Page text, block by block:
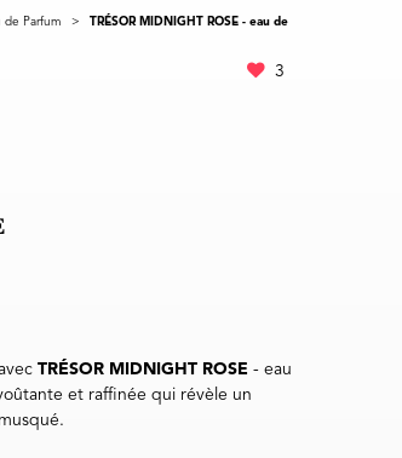
de Parfum >
TRÉSOR MIDNIGHT ROSE - eau de
3
TRÉSOR MIDNIGHT ROSE - eau
et raffinée qui révèle un